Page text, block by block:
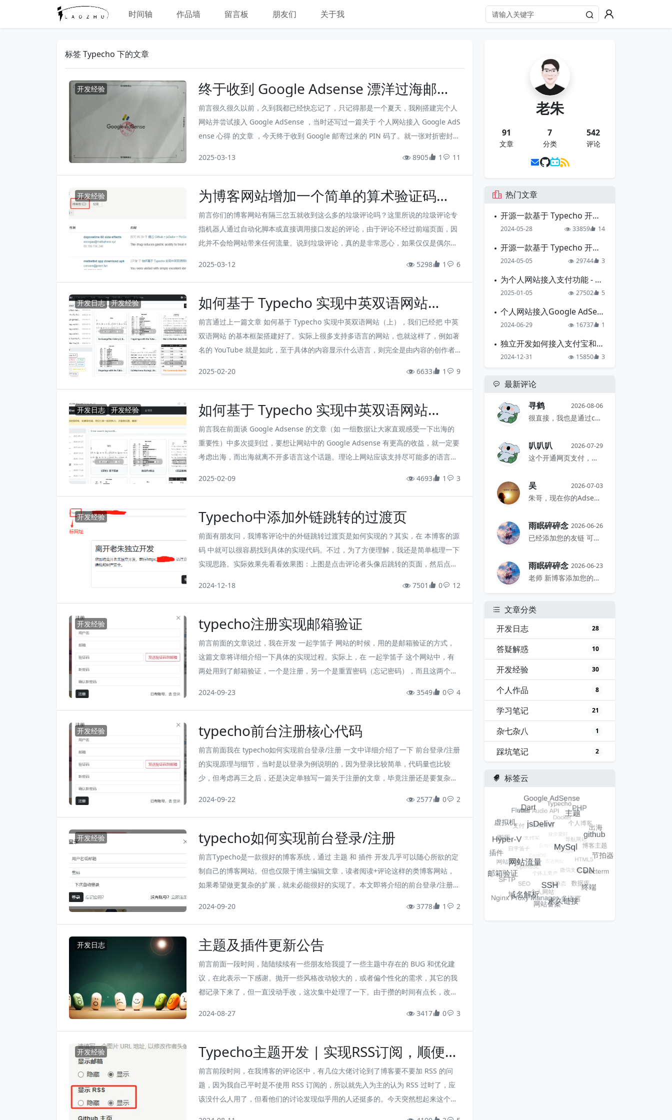
时间轴 作品墙 留言板 朋友们 关于我
标签 Typecho 下的文章
开发经验
终于收到 Google Adsense 漂洋过海邮寄
过来的 PIN 码了
前言很久很久以前，久到我都已经快忘记了，只记得那是一个夏天，我刚搭建完个人
网站并尝试接入 Google AdSense ，当时还写过一篇关于 个人网站接入 Google AdS
ense 心得 的文章 ，今天终于收到 Google 邮寄过来的 PIN 码了。就一张对折密封起
呢？好在我是顺利收到了，这篇文章就简单记录一下 PIN 码的认证过程吧！
2025-03-13 8905 1 11
开发经验
为博客网站增加一个简单的算术验证码，
防止机器人垃圾评论轰炸
前言你们的博客网站有隔三岔五就收到这么多的垃圾评论吗？这里所说的垃圾评论专
指机器人通过自动化脚本或直接调用接口发起的评论，由于评论不经过前端页面，因
此并不会给网站带来任何流量。说到垃圾评论，真的是非常恶心，如果仅仅是偶尔来
尤其是像我这样接入了邮件通知的，一旦开始，手机就响个不停，烦得要死。
2025-03-12 5298 1 6
开发日志 开发经验
如何基于 Typecho 实现中英双语网站
（下）
前言通过上一篇文章 如何基于 Typecho 实现中英双语网站（上），我们已经把 中英
双语网站 的基本框架搭建好了。实际上很多支持多语言的网站，也就这样了，例如著
名的 YouTube 就是如此，至于具体的内容显示什么语言，则完全是由内容的创作者
方面需要修改源码，另一方面，开发一个不同国家的人都来发布创作内容的网站，想
想也不是个人应该考虑的。 Typecho 还是更适合作者自己创作，然后向用户展示的
场景，这时如...
2025-02-20 6633 1 9
开发日志 开发经验
如何基于 Typecho 实现中英双语网站
（上）
前言我在前面谈 Google Adsense 的文章（如 一组数据让大家直观感受一下出海的
重要性）中多次提到过，要想让网站中的 Google Adsense 有更高的收益，就一定要
考虑出海，而出海就离不开多语言这个话题。理论上网站应该支持尽可能多的语言，
价比最高、最常用的无疑还是 中英双语网站。比较遗憾的是，我查过一些资料，也读
过 Typecho 的源码，并没有找到一种简单直接的多语言方案（直接部署并维护多个
站点除外...
2025-02-09 4693 1 3
开发经验 Typecho中添加外链跳转的过渡页
前面有朋友问，我博客评论中的外链跳转过渡页是如何实现的？其实，在 本博客的源
码 中就可以很容易找到具体的实现代码。不过，为了方便理解，我还是简单梳理一下
实现思路。实际效果先看看效果图：上图是点击评论者头像后跳转的页面，然后点
该页面比较简单，是模仿“知乎”实现的，网址路径中也用到了一个 target 参数，这个
比较关键，后面会多次用到，接下来看一下详细的实现过程。
2024-12-18 7501 0 12
开发经验 typecho注册实现邮箱验证
前言前面的文章说过，我在开发 一起学笛子 网站的时候，用的是邮箱验证的方式，
这篇文章将详细介绍一下具体的实现过程。实际上，在 一起学笛子 这个网站中，有
两处用到了邮箱验证，一个是注册，另一个是重置密码（忘记密码），而且这两个地
2024-09-23 3549 0 4
开发经验 typecho前台注册核心代码
前言前面我在 typecho如何实现前台登录/注册 一文中详细介绍了一下 前台登录/注册
的实现原理与细节，当时是以登录为例说明的，因为登录比较简单，代码量也比较
少，但考虑再三之后，还是决定单独写一篇关于注册的文章，毕竟注册还是要复杂一
代码，然后对部分要点做一些简单的解释，方便后续有需要的人可以直接复用。
2024-09-22 2577 0 2
开发经验 typecho如何实现前台登录/注册
前言Typecho是一款很好的博客系统，通过 主题 和 插件 开发几乎可以随心所欲的定
制自己的博客网站。但也仅限于博主编辑文章，读者阅读+评论这样的类博客网站，
如果希望做更复杂的扩展，就未必能很好的实现了。本文即将介绍的前台登录/注册功
2024-09-20 3778 1 2
开发日志 主题及插件更新公告
前言前面一段时间，陆陆续续有一些朋友给我提了一些主题中存在的 BUG 和优化建
议，在此表示一下感谢。抛开一些风格改动较大的，或者偏个性化的需求，其它的我
都记录下来了，但一直没动手改，这次集中处理了一下。由于攒的时间有点长，改的
2024-08-27 3417 0 3
开发经验
Typecho主题开发 | 实现RSS订阅，顺便推
荐一个RSS阅读器
前言前段时间，在我博客的评论区中，有几位大佬讨论到了博客要不要加 RSS 的问
题，因为我自己平时是不使用 RSS 订阅的，所以就先入为主的认为 RSS 过时了，应
该没什么人用了，但看他们的讨论发现似乎用的人还挺多的。今天突然想起来这个
老朱
91
文章
7
分类
542
评论
热门文章
开源一款基于 Typecho 开发的博客主题
2024-05-28 33859 14
开源一款基于 Typecho 开发的导航主题
2024-05-05 29744 3
为个人网站接入支付功能 - 支付宝准备篇
2025-01-05 27502 5
个人网站接入Google AdSense的一点心得
2024-06-29 16737 1
独立开发如何接入支付宝和微信支付
2024-12-31 15850 3
最新评论
寻鹤
2026-08-06
很直接，我也是通过comments...
叭叭叭 2026-07-29
这个开通网页支付，手机网页和电脑网...
吴 2026-07-03
朱哥，现在你的Adsense千次展...
雨眠碎碎念 2026-06-26
已经添加您的友链 可以互嘛老师 -...
雨眠碎碎念 2026-06-23
老师 新博客添加您的友链了 如可以...
文章分类
开发日志
28
答疑解惑 10
开发经验 30
个人作品 8
学习笔记 21
杂七杂八 1
踩坑笔记 2
标签云